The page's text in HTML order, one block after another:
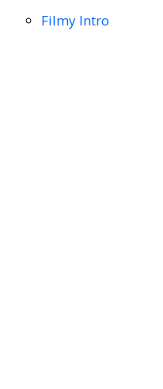
Filmy Intro